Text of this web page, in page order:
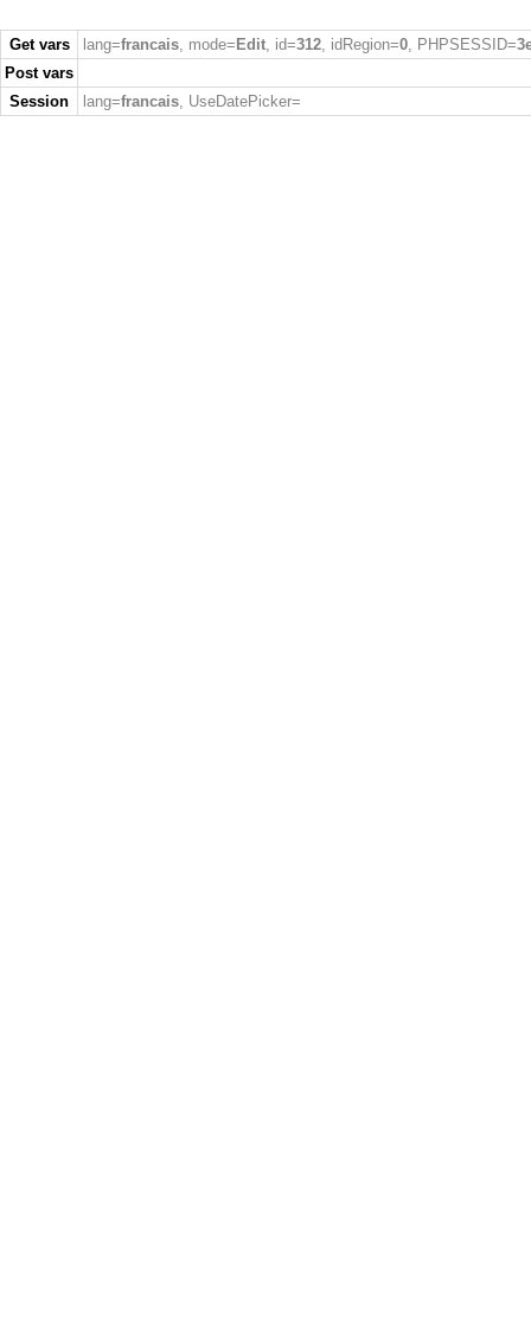
Get vars lang=francais, mode= Edit, id=312, idRegion=0, PHPSESSID=
Post vars
Session
lang=francais, UseDatePicker=